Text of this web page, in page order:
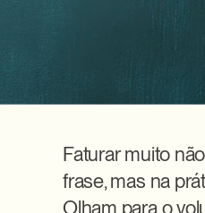
Faturar muito
frase, mas na
Olham para o